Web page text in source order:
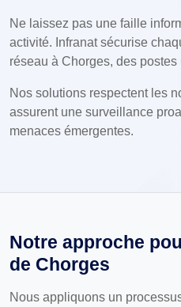
Ne laissez pas une faille
activité. Infranat sécurise
réseau à Chorges, des
Nos solutions respectent les
assurent une surveillance
menaces émergentes.
Notre approche
de Chorges
Nous appliquons un